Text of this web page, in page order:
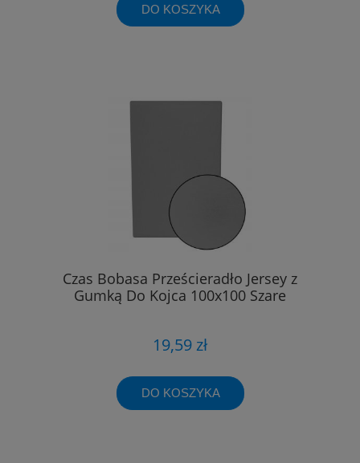
DO KOSZYKA
Czas Bobasa Prześcieradło Jersey z
Gumką Do Kojca 100x100 Szare
19,59 zł
DO KOSZYKA